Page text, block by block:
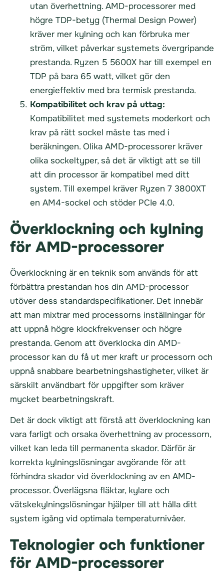
utan överhettning. AMD-processorer med
högre TDP-betyg (Thermal Design Power)
kräver mer kylning och kan förbruka mer
ström, vilket påverkar systemets övergripande
prestanda. Ryzen 5 5600X har till exempel en
TDP på bara 65 watt, vilket gör den
energieffektiv med bra termisk prestanda.
Kompatibilitet och krav på uttag:
Kompatibilitet med systemets moderkort och
krav på rätt sockel måste tas med i
beräkningen. Olika AMD-processorer kräver
olika sockeltyper, så det är viktigt att se till
att din processor är kompatibel med ditt
system. Till exempel kräver Ryzen 7 3800XT
en AM4-sockel och stöder PCIe 4.0.
Överklockning och kylning
för AMD-processorer
Överklockning är en teknik som används för att
förbättra prestandan hos din AMD-processor
utöver dess standardspecifikationer. Det innebär
att man mixtrar med processorns inställningar för
att uppnå högre klockfrekvenser och högre
prestanda. Genom att överklocka din AMD-
processor kan du få ut mer kraft ur processorn och
uppnå snabbare bearbetningshastigheter, vilket är
särskilt användbart för uppgifter som kräver
mycket bearbetningskraft.
Det är dock viktigt att förstå att överklockning kan
vara farligt och orsaka överhettning av processorn,
vilket kan leda till permanenta skador. Därför är
korrekta kylningslösningar avgörande för att
förhindra skador vid överklockning av en AMD-
processor. Överlägsna fläktar, kylare och
vätskekylningslösningar hjälper till att hålla ditt
system igång vid optimala temperaturnivåer.
Teknologier och funktioner
för AMD-processorer